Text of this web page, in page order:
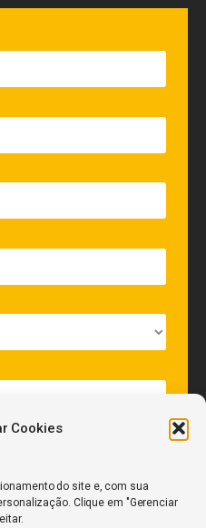
Cookies
do site e, com sua
Clique em "Gerenciar